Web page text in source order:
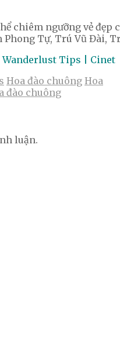
chiêm ngưỡng vẻ
Tự, Trú Vũ Đài,
Wanderlust Tips | Cinet
Hoa đào chuông Hoa
đào chuông
luận.